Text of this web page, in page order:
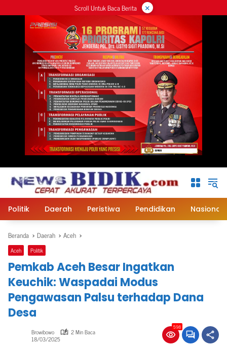
ke
Scroll Untuk Baca Berita ×
Politik Daerah Peristiwa Pendidikan Nasional
Beranda Daerah Aceh
Aceh Politik
Pemkab Aceh Besar Ingatkan
Keuchik: Waspadai Modus
Pengawasan Palsu terhadap Dana
Desa
Browibowo 2 Min Baca
18/03/2025
598